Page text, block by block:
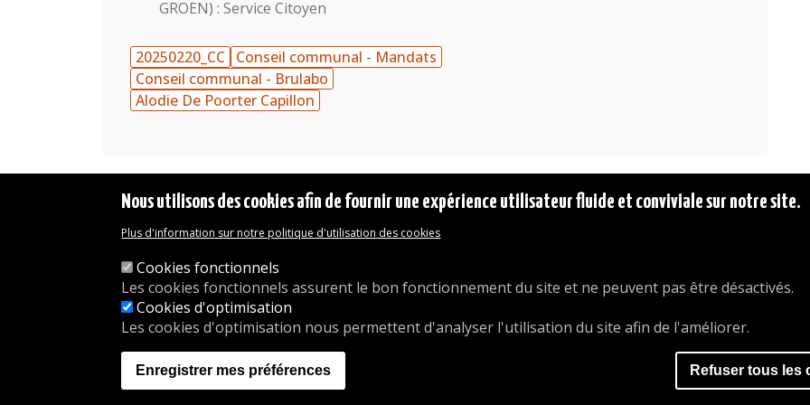
GROEN) : Service Citoyen
20250220_CC Conseil communal - Mandats
Conseil communal - Brulabo
Alodie De Poorter Capillon
Mentions légales
Déclaration d'accessibilité
Transparence
Accéder à la maison communale
Les services de l'administration
Organigramme
Contact
Tel. : 02/676.48.11.
Nous utilisons des cookies afin de fournir une expérience utilisateur fluide et conviviale sur notre site.
Plus d'information sur notre politique d'utilisation des cookies
Cookies fonctionnels
Les cookies fonctionnels assurent le bon fonctionnement du site et ne peuvent pas être désactivés.
Cookies d'optimisation
Les cookies d'optimisation nous permettent d'analyser l'utilisation du site afin de l'améliorer.
Enregistrer mes préférences Refuser tous les